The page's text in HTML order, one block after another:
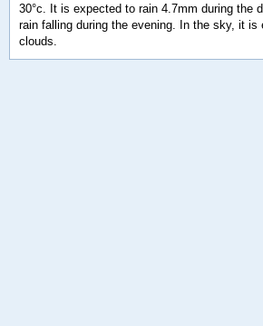
30°c. It is expected to rain 4.7mm during the
rain falling during the evening. In the sky, it is
clouds.